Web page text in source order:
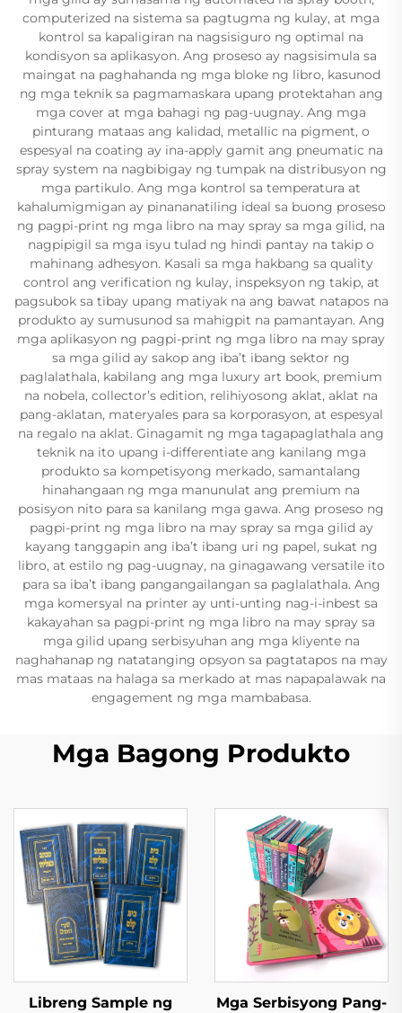
computerized na sistema sa pagtugma ng kulay, at mga
kontrol sa kapaligiran na nagsisiguro ng optimal na
kondisyon sa aplikasyon. Ang proseso ay nagsisimula sa
maingat na paghahanda ng mga bloke ng libro, kasunod
ng mga teknik sa pagmamaskara upang protektahan ang
mga cover at mga bahagi ng pag-uugnay. Ang mga
pinturang mataas ang kalidad, metallic na pigment, o
espesyal na coating ay ina-apply gamit ang pneumatic na
spray system na nagbibigay ng tumpak na distribusyon ng
mga partikulo. Ang mga kontrol sa temperatura at
kahalumigmigan ay pinananatiling ideal sa buong proseso
ng pagpi-print ng mga libro na may spray sa mga gilid, na
nagpipigil sa mga isyu tulad ng hindi pantay na takip o
mahinang adhesyon. Kasali sa mga hakbang sa quality
control ang verification ng kulay, inspeksyon ng takip, at
pagsubok sa tibay upang matiyak na ang bawat natapos na
produkto ay sumusunod sa mahigpit na pamantayan. Ang
mga aplikasyon ng pagpi-print ng mga libro na may spray
sa mga gilid ay sakop ang iba’t ibang sektor ng
paglalathala, kabilang ang mga luxury art book, premium
na nobela, collector’s edition, relihiyosong aklat, aklat na
pang-aklatan, materyales para sa korporasyon, at espesyal
na regalo na aklat. Ginagamit ng mga tagapaglathala ang
teknik na ito upang i-differentiate ang kanilang mga
produkto sa kompetisyong merkado, samantalang
hinahangaan ng mga manunulat ang premium na
posisyon nito para sa kanilang mga gawa. Ang proseso ng
pagpi-print ng mga libro na may spray sa mga gilid ay
kayang tanggapin ang iba’t ibang uri ng papel, sukat ng
libro, at estilo ng pag-uugnay, na ginagawang versatile ito
para sa iba’t ibang pangangailangan sa paglalathala. Ang
mga komersyal na printer ay unti-unting nag-i-inbest sa
kakayahan sa pagpi-print ng mga libro na may spray sa
mga gilid upang serbisyuhan ang mga kliyente na
naghahanap ng natatanging opsyon sa pagtatapos na may
mas mataas na halaga sa merkado at mas napapalawak na
engagement ng mga mambabasa.
Mga Bagong Produkto
Libreng Sample ng
Mga Serbisyong Pang-